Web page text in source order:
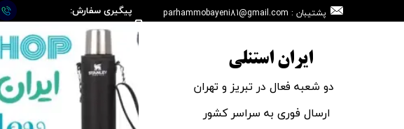
پشتیبان : parhammobayeni81@gmail.com
پیگیری سفارش:
09146665908
ایران استنلی
دو شعبه فعال در تبریز و تهران
ارسال فوری به سراسر کشور